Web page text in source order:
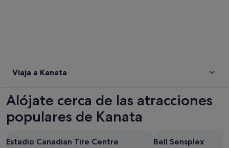
Viaja a Kanata
Alójate cerca de las atracciones
populares de Kanata
Estadio Canadian Tire Centre Bell Sensplex